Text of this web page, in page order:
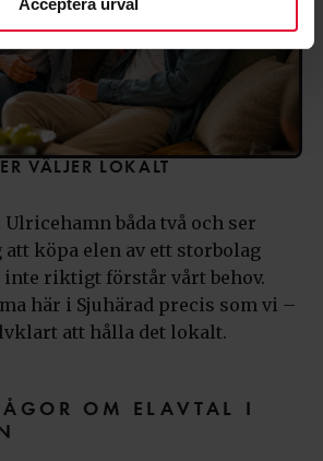
VÄLJER LOKALT
båda två och ser
köpa elen av ett storbolag
inte riktigt förstår vårt behov.
här i Sjuhärad precis som vi –
att hålla det lokalt.
OM ELAVTAL I